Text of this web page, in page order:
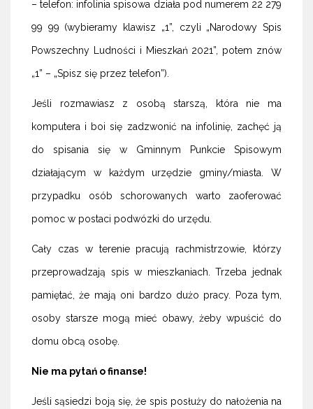
– telefon: infolinia spisowa działa pod numerem 22 279
99 99 (wybieramy klawisz „1”, czyli „Narodowy Spis
Powszechny Ludności i Mieszkań 2021”, potem znów
„1” – „Spisz się przez telefon”).
Jeśli rozmawiasz z osobą starszą, która nie ma
komputera i boi się zadzwonić na infolinię, zachęć ją
do spisania się w Gminnym Punkcie Spisowym
działającym w każdym urzędzie gminy/miasta. W
przypadku osób schorowanych warto zaoferować
pomoc w postaci podwózki do urzędu.
Cały czas w terenie pracują rachmistrzowie, którzy
przeprowadzają spis w mieszkaniach. Trzeba jednak
pamiętać, że mają oni bardzo dużo pracy. Poza tym,
osoby starsze mogą mieć obawy, żeby wpuścić do
domu obcą osobę.
Nie ma pytań o finanse!
Jeśli sąsiedzi boją się, że spis posłuży do nałożenia na